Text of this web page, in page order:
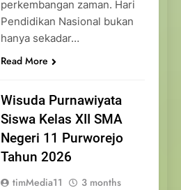
perkembangan zaman. Hari
Pendidikan Nasional bukan
hanya sekadar…
Read More
Wisuda Purnawiyata
Siswa Kelas XII SMA
Negeri 11 Purworejo
Tahun 2026
timMedia11
3 months